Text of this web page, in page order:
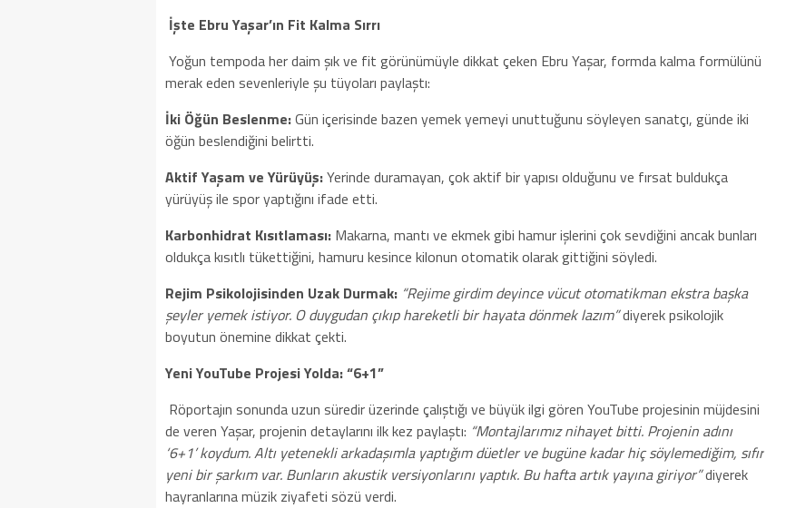
İşte Ebru Yaşar’ın Fit Kalma Sırrı
Yoğun tempoda her daim şık ve fit görünümüyle dikkat çeken Ebru Yaşar, formda kalma formülünü
merak eden sevenleriyle şu tüyoları paylaştı:
İki Öğün Beslenme:Gün içerisinde bazen yemek yemeyi unuttuğunu söyleyen sanatçı, günde iki
öğün beslendiğini belirtti.
Aktif Yaşam ve Yürüyüş:Yerinde duramayan, çok aktif bir yapısı olduğunu ve fırsat buldukça
yürüyüş ile spor yaptığını ifade etti.
Karbonhidrat Kısıtlaması: Makarna, mantı ve ekmek gibi hamur işlerini çok sevdiğini ancak bunları
oldukça kısıtlı tükettiğini, hamuru kesince kilonun otomatik olarak gittiğini söyledi.
Rejim Psikolojisinden Uzak Durmak: “Rejime girdim deyince vücut otomatikman ekstra başka
şeyler yemek istiyor. O duygudan çıkıp hareketli bir hayata dönmek lazım”diyerek psikolojik
boyutun önemine dikkat çekti.
Yeni YouTube Projesi Yolda: “6+1”
Röportajın sonunda uzun süredir üzerinde çalıştığı ve büyük ilgi gören YouTube projesinin müjdesini
de veren Yaşar, projenin detaylarını ilk kez paylaştı: “Montajlarımız nihayet bitti. Projenin adını
‘6+1’ koydum. Altı yetenekli arkadaşımla yaptığım düetler ve bugüne kadar hiç söylemediğim, sıfır
yeni bir şarkım var. Bunların akustik versiyonlarını yaptık. Bu hafta artık yayına giriyor”diyerek
hayranlarına müzik ziyafeti sözü verdi.